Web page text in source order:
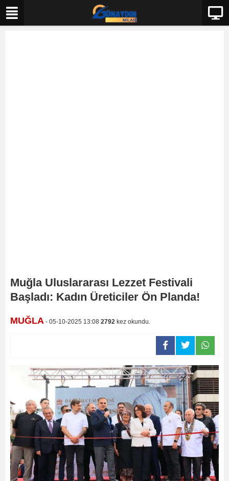
Muğla Uluslararası Lezzet Festivali
Başladı: Kadın Üreticiler Ön Planda!
MUĞLA - 05-10-2025 13:08 2792 kez okundu.